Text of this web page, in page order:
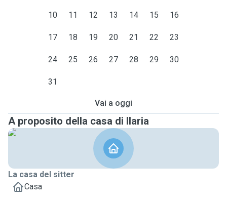
10 11 12 13 14 15 16
17 18 19 20 21 22 23
24 25 26 27 28 29 30
31
Vai a oggi
A proposito della casa di Ilaria
La casa del sitter
Casa